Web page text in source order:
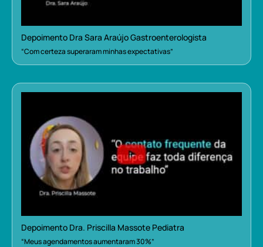
Depoimento Dra Sara Araújo Gastroenterologista
“Com certeza superaram minhas expectativas”
Depoimento Dra. Priscilla Massote Pediatra
“Meus agendamentos aumentaram 30%”